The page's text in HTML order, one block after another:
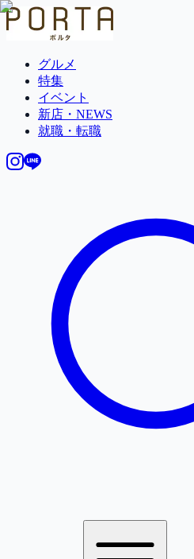
グルメ
特集
イベント
新店・NEWS
就職・転職